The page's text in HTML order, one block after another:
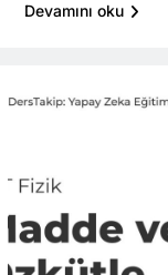
Devamını oku